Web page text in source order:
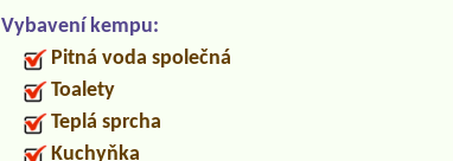
Vybavení kempu:
Pitná voda společná
Toalety
Teplá sprcha
Kuchyňka